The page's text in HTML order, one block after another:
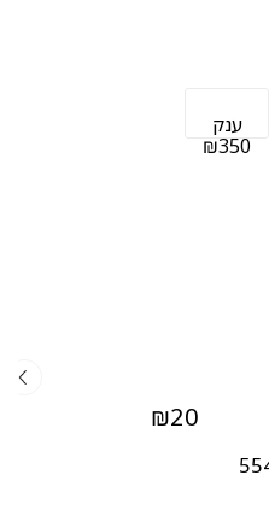
ענק
₪350
₪20